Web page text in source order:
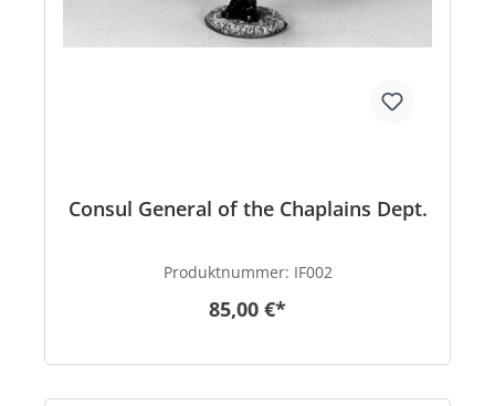
Consul General of the Chaplains Dept.
Produktnummer: IF002
85,00 €*